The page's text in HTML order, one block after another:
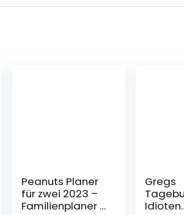
Peanuts Planer
für zwei 2023 –
Familienplaner –
Gregs
Idioten